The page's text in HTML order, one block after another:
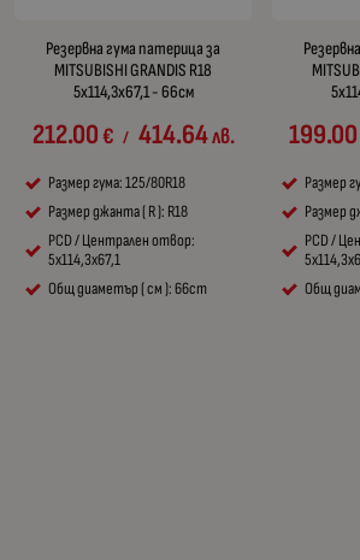
Резервна гума патерица за
MITSUBISHI GRANDIS R18
5x114,3x67,1 - 66см
212.00€ / 414.64лв.
Размер гума: 125/80R18
Размер джанта ( R ): R18
PCD / Централен отвор:
5x114,3x67,1
Общ диаметър ( см ): 66cm
199.00
Размер
Размер
PCD /
Общ